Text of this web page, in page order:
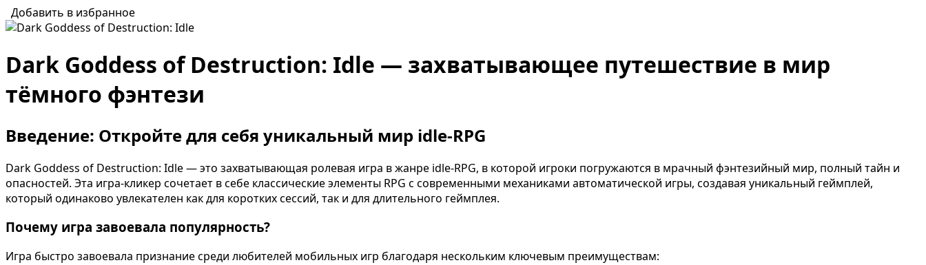
Добавить в избранное
Dark Goddess of Destruction: Idle — захватывающее путешествие в мир
тёмного фэнтези
Введение: Откройте для себя уникальный мир idle-RPG
Dark Goddess of Destruction: Idle — это захватывающая ролевая игра в жанре idle-RPG, в которой игроки погружаются в мрачный фэнтезийный мир, полный тайн и
опасностей. Эта игра-кликер сочетает в себе классические элементы RPG с современными механиками автоматической игры, создавая уникальный геймплей,
который одинаково увлекателен как для коротких сессий, так и для длительного геймплея.
Почему игра завоевала популярность?
Игра быстро завоевала признание среди любителей мобильных игр благодаря нескольким ключевым преимуществам: